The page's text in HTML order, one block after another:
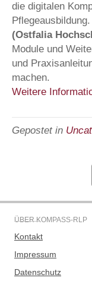
die digitalen
Pflegeausbildung.
(Ostfalia
Module und
und
machen.
Weitere
Gepostet in
ÜBER KOMPASS-RLP
Kontakt
Impressum
Datenschutz